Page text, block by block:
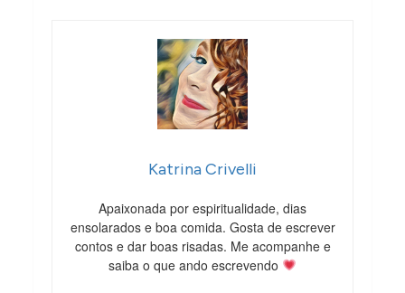
Katrina Crivelli
Apaixonada por espiritualidade, dias
ensolarados e boa comida. Gosta de escrever
contos e dar boas risadas. Me acompanhe e
saiba o que ando escrevendo